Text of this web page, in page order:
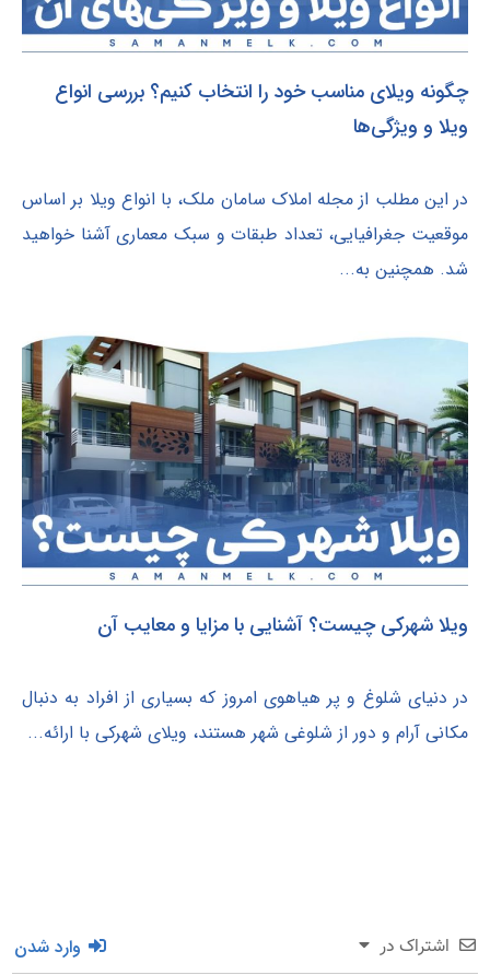
چگونه ویلای مناسب خود را انتخاب کنیم؟ بررسی انواع
ویلا و ویژگی‌ها
در این مطلب از مجله املاک سامان ملک، با انواع ویلا بر اساس
موقعیت جغرافیایی، تعداد طبقات و سبک معماری آشنا خواهید
شد. همچنین به...
ویلا شهرکی چیست؟ آشنایی با مزایا و معایب آن
در دنیای شلوغ و پر هیاهوی امروز که بسیاری از افراد به دنبال
مکانی آرام و دور از شلوغی شهر هستند، ویلای شهرکی با ارائه...
اشتراک در وارد شدن